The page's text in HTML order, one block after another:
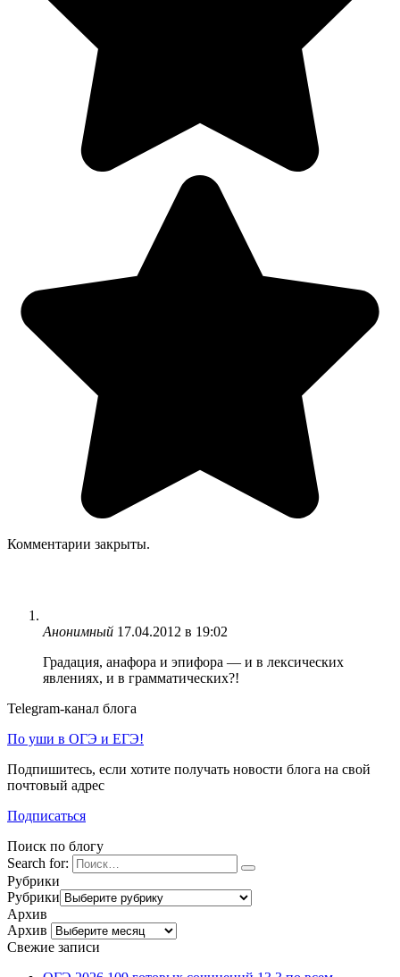
Комментарии закрыты.
Анонимный 17.04.2012 в 19:02
Градация, анафора и эпифора — и в лексических
явлениях, и в грамматических?!
Telegram-канал блога
По уши в ОГЭ и ЕГЭ!
Подпишитесь, если хотите получать новости блога на свой
почтовый адрес
Подписаться
Поиск по блогу
Search for:
Рубрики
Рубрики
Архив
Архив
Свежие записи